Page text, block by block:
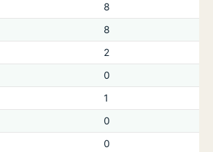
8
8
2
0
1
0
0